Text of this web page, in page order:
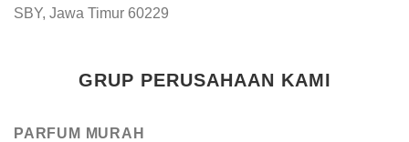
SBY, Jawa Timur 60229
GRUP PERUSAHAAN KAMI
PARFUM MURAH